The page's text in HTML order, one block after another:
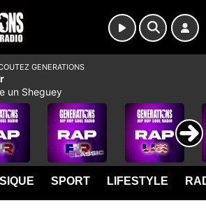
SPORT LIFESTYLE
GENERATIONS
un Sheguey